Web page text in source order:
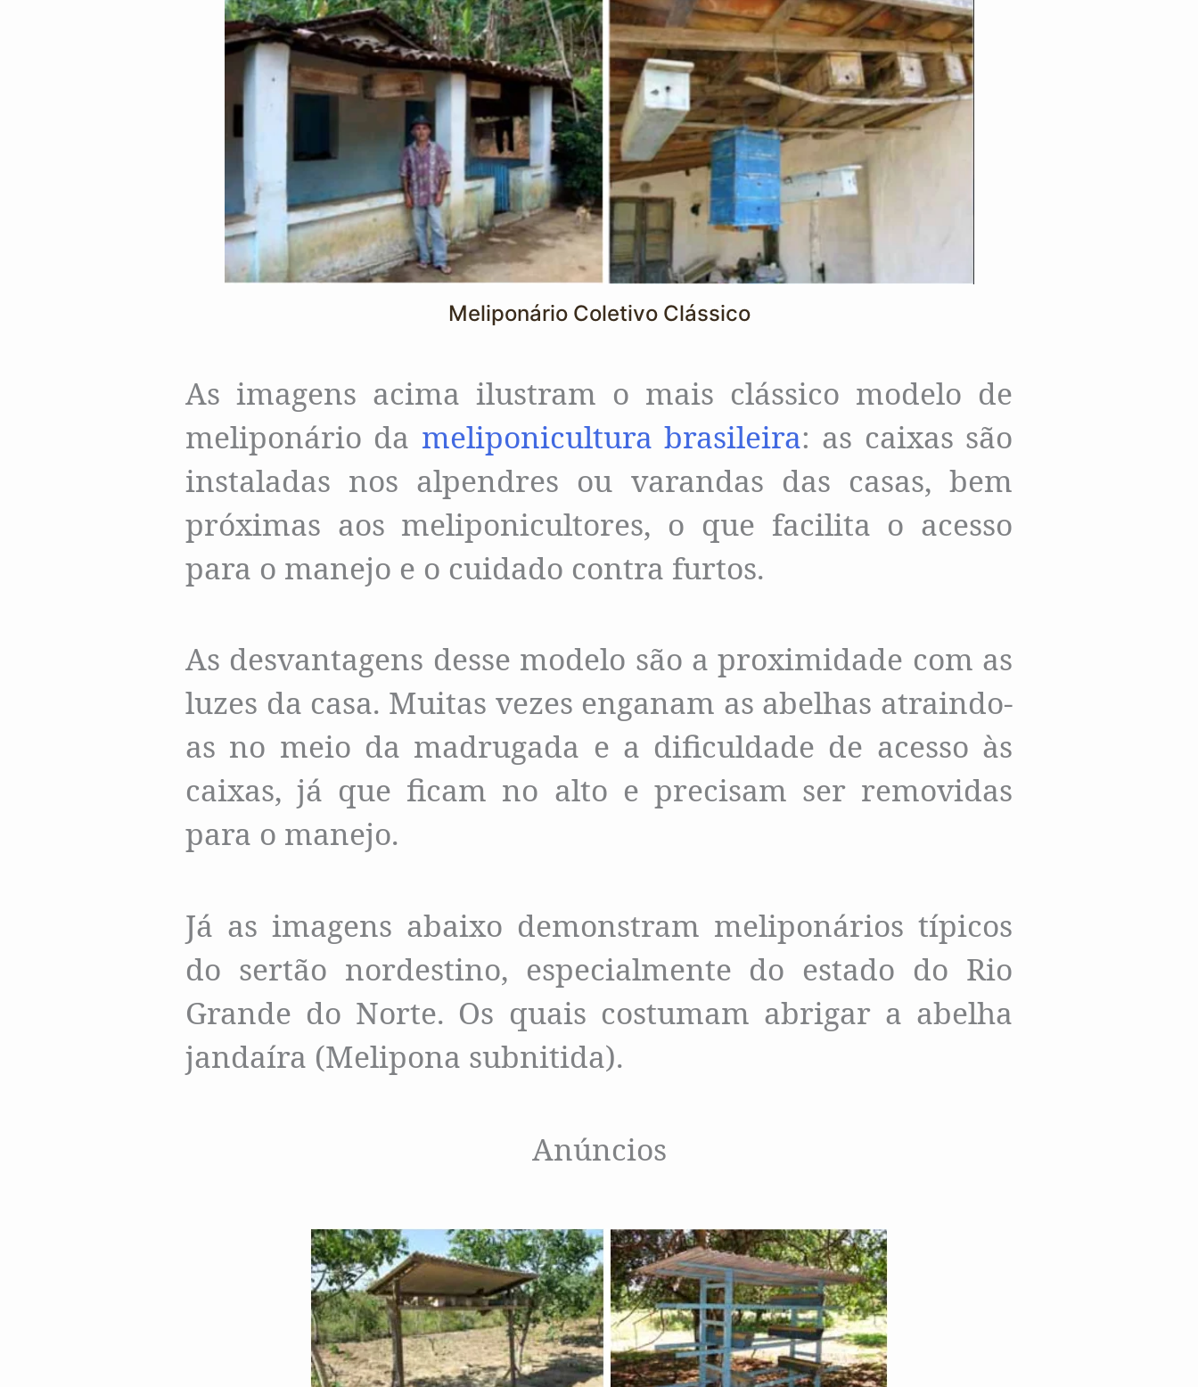
Meliponário Coletivo Clássico
As imagens acima ilustram o mais clássico modelo de
meliponário da meliponicultura brasileira: as caixas são
instaladas nos alpendres ou varandas das casas, bem
próximas aos meliponicultores, o que facilita o acesso
para o manejo e o cuidado contra furtos.
As desvantagens desse modelo são a proximidade com as
luzes da casa. Muitas vezes enganam as abelhas atraindo-
as no meio da madrugada e a dificuldade de acesso às
caixas, já que ficam no alto e precisam ser removidas
para o manejo.
Já as imagens abaixo demonstram meliponários típicos
do sertão nordestino, especialmente do estado do Rio
Grande do Norte. Os quais costumam abrigar a abelha
jandaíra (Melipona subnitida).
Anúncios